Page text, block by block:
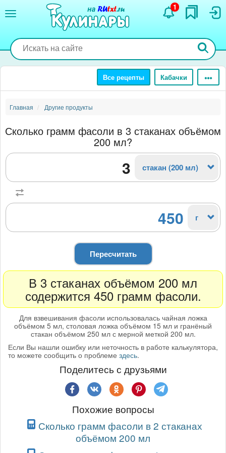
содержанию
1
Все рецепты Кабачки
Главная Другие продукты
Сколько грамм фасоли в 3 стаканах объёмом
200 мл?
стакан (200 мл)
450 г
Пересчитать
В 3 стаканах объёмом 200 мл
содержится 450 грамм фасоли.
Для взвешивания фасоли использовалась чайная ложка
объёмом 5 мл, столовая ложка объёмом 15 мл и гранёный
стакан объёмом 250 мл с мерной меткой 200 мл.
Если Вы нашли ошибку или неточность в работе калькулятора,
то можете сообщить о проблеме здесь.
Поделитесь с друзьями
Похожие вопросы
Сколько грамм фасоли в 2 стаканах
объёмом 200 мл